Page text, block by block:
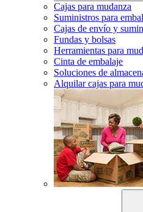
Cajas para mudanza
Suministros para
Cajas de envío y
Fundas y bolsas
Herramientas para
Cinta de embalaje
Soluciones de
Alquilar cajas para